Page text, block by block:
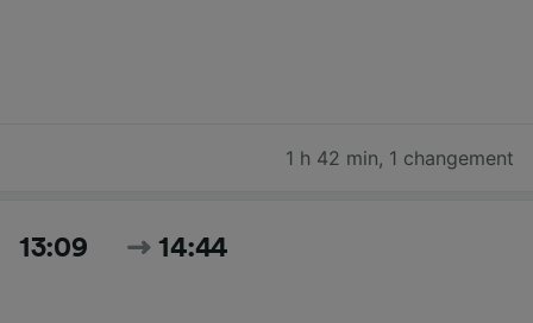
1 h 42 min, 1 changement
13:09 14:44